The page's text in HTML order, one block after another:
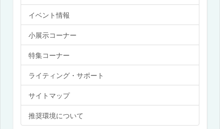
イベント情報
小展示コーナー
特集コーナー
ライティング・サポート
サイトマップ
推奨環境について